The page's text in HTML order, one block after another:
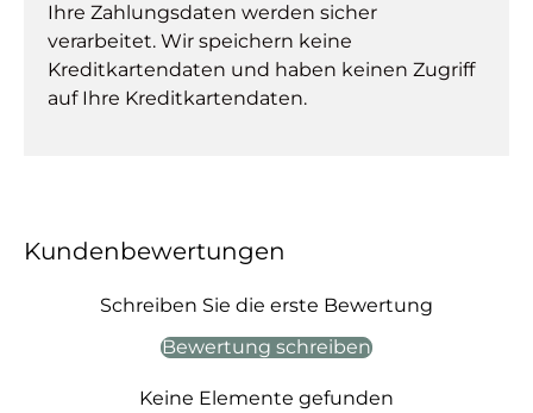
Ihre Zahlungsdaten werden sicher
verarbeitet. Wir speichern keine
Kreditkartendaten und haben keinen Zugriff
auf Ihre Kreditkartendaten.
Kundenbewertungen
Schreiben Sie die erste Bewertung
Bewertung schreiben
Keine Elemente gefunden